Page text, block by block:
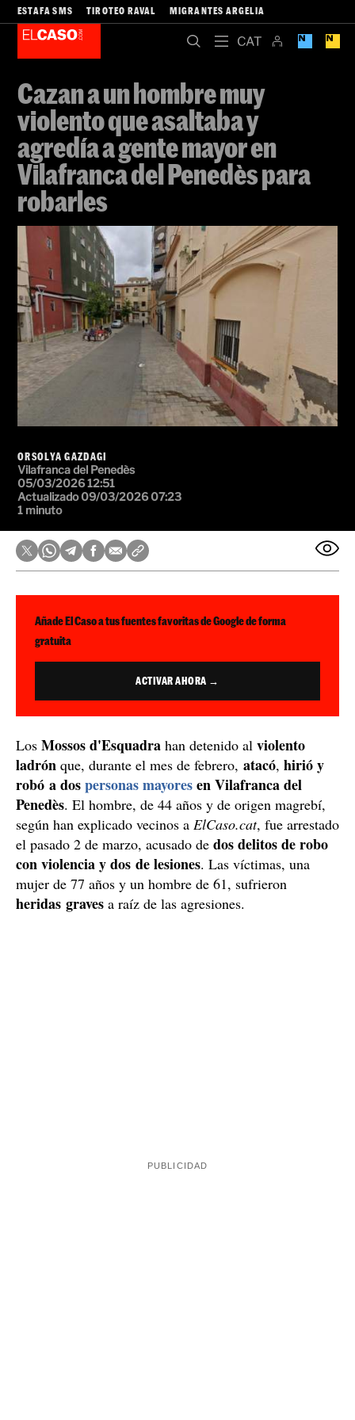
ESTAFA SMS TIROTEO RAVAL MIGRANTES ARGELIA
Cazan a un hombre muy
violento que asaltaba y
agredía a gente mayor en
Vilafranca del Penedès para
robarles
ORSOLYA GAZDAGI
Vilafranca del Penedès
05/03/2026 12:51
Actualizado 09/03/2026 07:23
1 minuto
Añade El Caso a tus fuentes favoritas de Google de forma
gratuita
ACTIVAR AHORA →
Los Mossos d'Esquadra han detenido al violento
ladrón que, durante el mes de febrero, atacó, hirió y
robó a dospersonas mayoresen Vilafranca del
Penedès. El hombre, de 44 años y de origen magrebí,
según han explicado vecinos a ElCaso.cat, fue arrestado
el pasado 2 de marzo, acusado de dos delitos de robo
con violencia y dos de lesiones. Las víctimas, una
mujer de 77 años y un hombre de 61, sufrieron
heridas graves a raíz de las agresiones.